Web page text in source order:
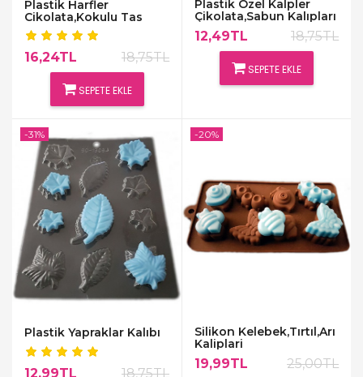
Plastik Harfler
Cikolata,Kokulu Tas
Kalıbı
16,24TL 18,75TL
SEPETE EKLE
Plastik Özel Kalpler
Çikolata,Sabun Kalıpları
12,49TL 18,75TL
SEPETE EKLE
Plastik Yapraklar Kalıbı
12,99TL 18,75TL
-31%
Silikon Kelebek,Tırtıl,Arı
Kaliplari
19,99TL 25,00TL
-20%